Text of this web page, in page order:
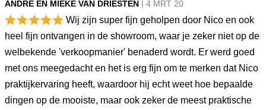
ANDRÉ EN MIEKE VAN DRIESTEN | 4 MRT 20
Wij zijn super fijn geholpen door Nico en ook
heel fijn ontvangen in de showroom, waar je zeker niet op de
welbekende 'verkoopmanier' benaderd wordt. Er werd goed
met ons meegedacht en het is erg fijn om te merken dat Nico
praktijkervaring heeft, waardoor hij echt weet hoe bepaalde
dingen op de mooiste, maar ook zeker de meest praktische